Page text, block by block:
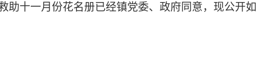
助十一月份花名册已经镇党委、政府同意，现公开如